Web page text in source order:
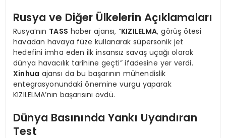
Rusya ve Diğer Ülkelerin Açıklamaları
Rusya’nın TASS haber ajansı, “KIZILELMA, görüş ötesi
havadan havaya füze kullanarak süpersonik jet
hedefini imha eden ilk insansız savaş uçağı olarak
dünya havacılık tarihine geçti” ifadesine yer verdi.
Xinhua ajansı da bu başarının mühendislik
entegrasyonundaki önemine vurgu yaparak
KIZILELMA’nın başarısını övdü.
Dünya Basınında Yankı Uyandıran
Test